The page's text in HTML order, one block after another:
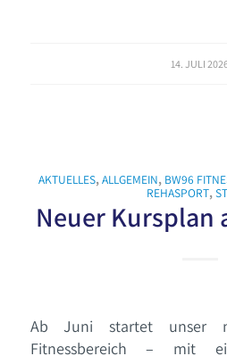
14. JULI
AKTUELLES,ALLGEMEIN, BW96
REHASPORT,
Neuer Kursplan
Ab Juni startet unser
Fitnessbereich – mit